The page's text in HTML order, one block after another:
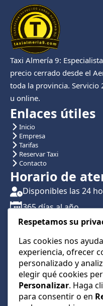
Taxi Almería 9:
precio cerrado desde el
toda la provincia. Servicio
u online.
Enlaces útiles
Inicio
Empresa
Tarifas
Reservar Taxi
Contacto
Horario de
Disponibles las 24
365 días al año
Traslados con
Atención por
CONTÁCTANOS
+34 622 01 23 74
+34 622 01 23 74
Respetamos su
Las cookies nos
experiencia, ofrecer
personalizado y
elegir qué cookies
Personalizar. Haga
para consentir o en